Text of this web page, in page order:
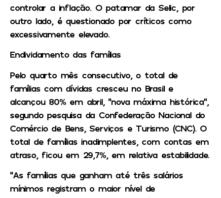
controlar a inflação. O patamar da Selic, por
outro lado, é questionado por críticos como
excessivamente elevado.
Endividamento das famílias
Pelo quarto mês consecutivo, o total de
famílias com dívidas cresceu no Brasil e
alcançou 80% em abril, “nova máxima histórica”,
segundo pesquisa da Confederação Nacional do
Comércio de Bens, Serviços e Turismo (CNC). O
total de famílias inadimplentes, com contas em
atraso, ficou em 29,7%, em relativa estabilidade.
“As famílias que ganham até três salários
mínimos registram o maior nível de